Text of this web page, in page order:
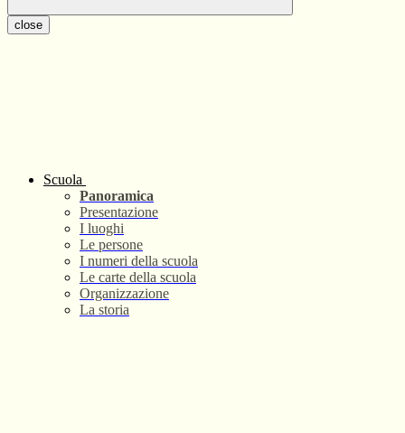
close
Scuola
Panoramica
Presentazione
I luoghi
Le persone
I numeri della scuola
Le carte della scuola
Organizzazione
La storia